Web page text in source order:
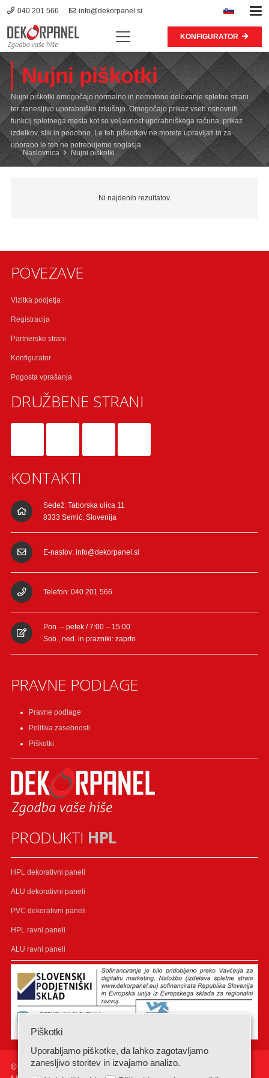
040 201 566 info@dekorpanel.si
KONFIGURATOR
Nujni piškotki
Nujni piškotki omogočajo normalno in nemoteno delovanje spletne strani
ter zanesljivo uporabniško izkušnjo. Omogočajo prikaz vseh osnovnih
funkcij spletnega mesta kot so veljavnost uporabniškega računa, prikaz
izdelkov, slik in podobno. Le teh piškotkov ne morete upravljati in za
uporabo le teh ne potrebujemo soglasja.
Naslovnica
Nujni piškotki
Ni najdenih rezultatov.
POVEZAVE
Vizitka podjetja
Registracija
Partnerske strani
Konfigurator
Pogosta vprašanja
DRUŽBENE STRANI
KONTAKTI
Sedež: Taborska ulica 11
8333 Semič, Slovenija
E-naslov: info@dekorpanel.si
Telefon: 040 201 566
Pon. – petek / 7:00 – 15:00
Sob., ned. in prazniki: zaprto
PRAVNE PODLAGE
Pravne podlage
Politika zasebnosti
Piškotki
PRODUKTI HPL
HPL dekorativni paneli
ALU dekorativni paneli
PVC dekorativni paneli
HPL ravni paneli
ALU ravni paneli
© Dekorpanel 2024
Piškotki
Uporabljamo piškotke, da lahko zagotavljamo
zanesljivo storitev in izvajamo analizo.